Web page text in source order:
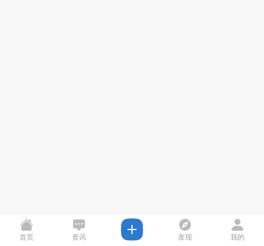
首页 资讯 发现 我的